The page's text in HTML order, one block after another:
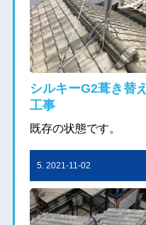
シルキーG2葺き替え
工事
既存の状態です。
5. 2021-11-02